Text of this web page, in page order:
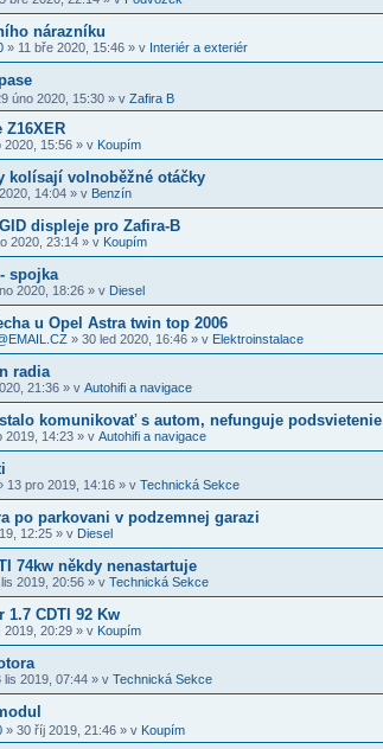
nárazníku
» 11 bře 2020, 15:46 » v Interiér a exteriér
úno 2020, 15:30 » v Zafira B
Z16XER
2020, 15:56 » v Koupím
kolísají volnoběžné otáčky
14:04 » v Benzín
displeje pro Zafira-B
2020, 23:14 » v Koupím
spojka
2020, 18:26 » v Diesel
u Opel Astra twin top 2006
» 30 led 2020, 16:46 » v Elektroinstalace
radia
21:36 » v Autohifi a navigace
komunikovať s autom, nefunguje podsvietenie
2019, 14:23 » v Autohifi a navigace
13 pro 2019, 14:16 » v Technická Sekce
po parkovani v podzemnej garazi
12:25 » v Diesel
74kw někdy nenastartuje
2019, 20:56 » v Technická Sekce
1.7 CDTI 92 Kw
2019, 20:29 » v Koupím
lis 2019, 07:44 » v Technická Sekce
» 30 říj 2019, 21:46 » v Koupím